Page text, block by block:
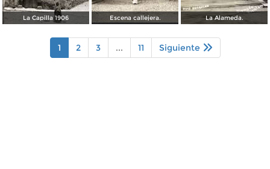
La Capilla 1906 Escena callejera. La Alameda.
1 2 3 ... 11 Siguiente